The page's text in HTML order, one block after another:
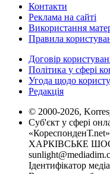
Контакти
Реклама на сайті
Використання
Правила
Договір
Політика у сфері
Угода щодо
Редакція
© 2000-2026,
Суб'єкт у сфері
ХАРКІВСЬКЕ
Ідентифікатор